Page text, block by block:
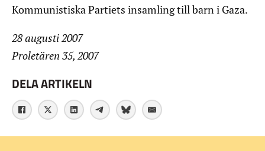
Kommunistiska Partiets insamling till barn i Gaza.
28 augusti 2007
Proletären 35, 2007
DELA ARTIKELN